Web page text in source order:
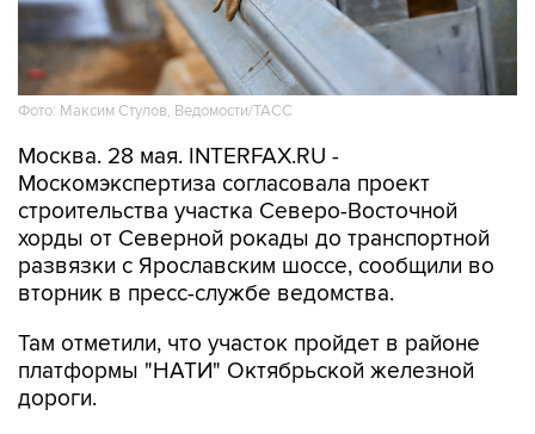
Фото: Максим Стулов, Ведомости/ТАСС
Москва. 28 мая. INTERFAX.RU -
Москомэкспертиза согласовала проект
строительства участка Северо-Восточной
хорды от Северной рокады до транспортной
развязки с Ярославским шоссе, сообщили во
вторник в пресс-службе ведомства.
Там отметили, что участок пройдет в районе
платформы "НАТИ" Октябрьской железной
дороги.